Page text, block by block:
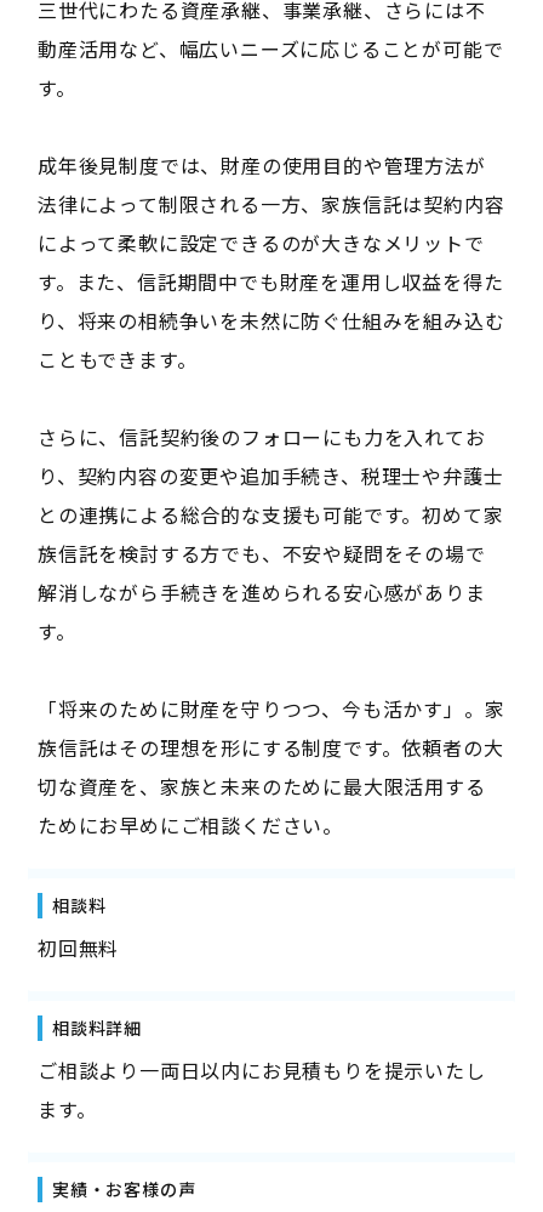
三世代にわたる資産承継、事業承継、さらには不
動産活用など、幅広いニーズに応じることが可能で
す。
成年後見制度では、財産の使用目的や管理方法が
法律によって制限される一方、家族信託は契約内容
によって柔軟に設定できるのが大きなメリットで
す。また、信託期間中でも財産を運用し収益を得た
り、将来の相続争いを未然に防ぐ仕組みを組み込む
こともできます。
さらに、信託契約後のフォローにも力を入れてお
り、契約内容の変更や追加手続き、税理士や弁護士
との連携による総合的な支援も可能です。初めて家
族信託を検討する方でも、不安や疑問をその場で
解消しながら手続きを進められる安心感がありま
す。
「将来のために財産を守りつつ、今も活かす」。家
族信託はその理想を形にする制度です。依頼者の大
切な資産を、家族と未来のために最大限活用する
ためにお早めにご相談ください。
相談料
初回無料
相談料詳細
ご相談より一両日以内にお見積もりを提示いたし
ます。
実績・お客様の声